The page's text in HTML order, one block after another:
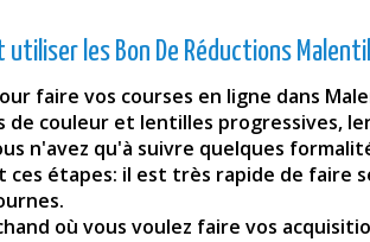
utiliser les Bon De Réductions
faire vos courses en ligne dans
couleur et lentilles progressives,
n'avez qu'à suivre quelques
étapes: il est très rapide de faire
où vous voulez faire vos